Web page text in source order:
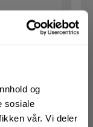
og
sosiale
vår. Vi deler